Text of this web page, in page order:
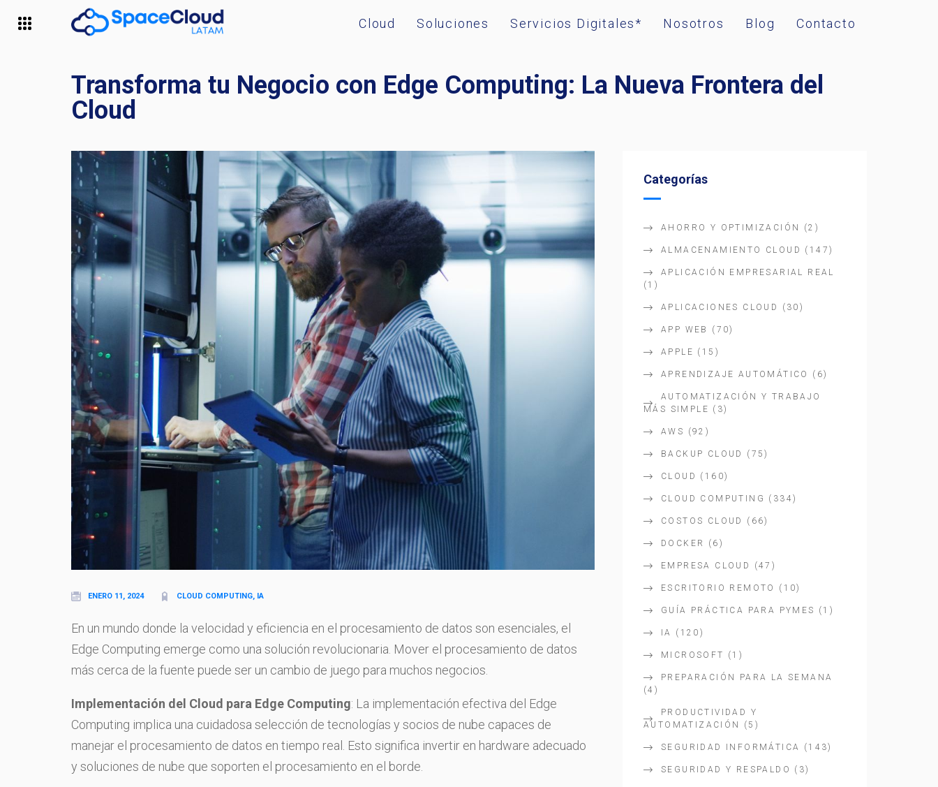
Cloud Soluciones Servicios Digitales* Nosotros Blog Contacto
Transforma tu Negocio con Edge Computing: La Nueva Frontera del
Cloud
ENERO 11, 2024 CLOUD COMPUTING, IA
En un mundo donde la velocidad y eficiencia en el procesamiento de datos son esenciales, el
Edge Computing emerge como una solución revolucionaria. Mover el procesamiento de datos
más cerca de la fuente puede ser un cambio de juego para muchos negocios.
Implementación del Cloud para Edge Computing: La implementación efectiva del Edge
Computing implica una cuidadosa selección de tecnologías y socios de nube capaces de
manejar el procesamiento de datos en tiempo real. Esto significa invertir en hardware adecuado
y soluciones de nube que soporten el procesamiento en el borde.
Categorías
AHORRO Y OPTIMIZACIÓN (2)
ALMACENAMIENTO CLOUD (147)
APLICACIÓN EMPRESARIAL REAL
(1)
APLICACIONES CLOUD (30)
APP WEB (70)
APPLE (15)
APRENDIZAJE AUTOMÁTICO (6)
AUTOMATIZACIÓN Y TRABAJO
MÁS SIMPLE (3)
AWS (92)
BACKUP CLOUD (75)
CLOUD (160)
CLOUD COMPUTING (334)
COSTOS CLOUD (66)
DOCKER (6)
EMPRESA CLOUD (47)
ESCRITORIO REMOTO (10)
GUÍA PRÁCTICA PARA PYMES (1)
IA (120)
MICROSOFT (1)
PREPARACIÓN PARA LA SEMANA
(4)
PRODUCTIVIDAD Y
AUTOMATIZACIÓN
(5)
SEGURIDAD INFORMÁTICA (143)
SEGURIDAD Y RESPALDO (3)